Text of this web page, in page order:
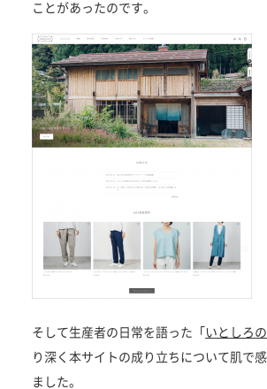
ことがあったのです。
そして生産者の日常を語った「 いとしろ
り深く本サイトの成り立ちについて肌で
ました。